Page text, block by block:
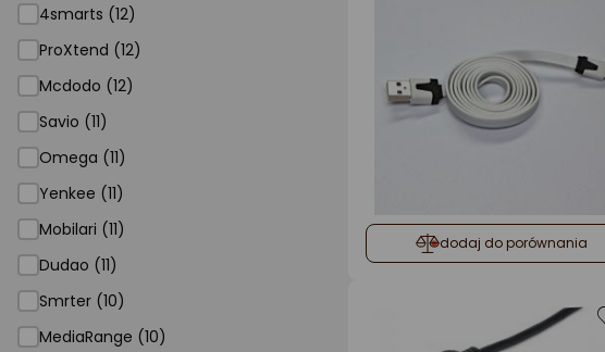
4smarts (12)
ProXtend (12)
Mcdodo (12)
Savio (11)
Omega (11)
Yenkee (11)
Mobilari (11)
Dudao (11)
Smrter (10)
MediaRange (10)
dodaj do porównania